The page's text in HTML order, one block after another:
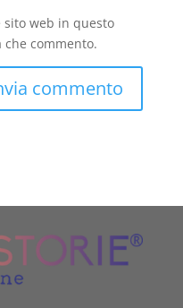
sito web in questo
commento.